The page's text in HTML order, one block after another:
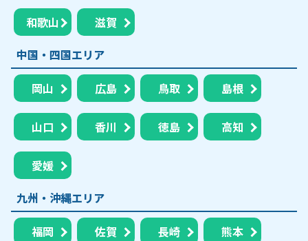
和歌山
滋賀
中国・四国エリア
岡山 広島 鳥取 島根
山口 香川 徳島 高知
愛媛
九州・沖縄エリア
福岡 佐賀 長崎 熊本